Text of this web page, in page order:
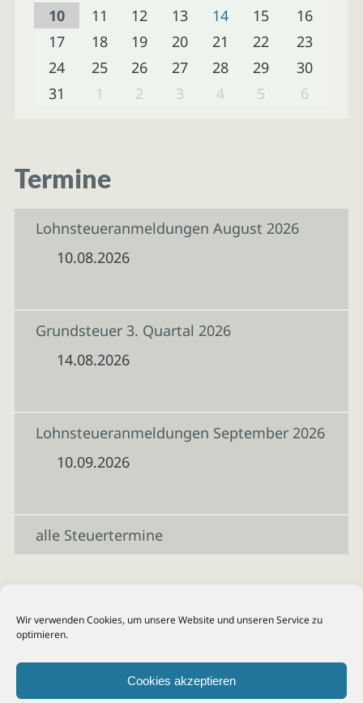
Wir verwenden Cookies, um unsere Website und unseren Service zu
optimieren.
Cookies akzeptieren
10
11 12 13 14 15
16
17
18 19 20 21 22
23
24
25 26 27 28 29
30
31
1 2 3 4 5 6
Termine
Lohnsteueranmeldungen August 2026
10.08.2026
Grundsteuer 3. Quartal 2026
14.08.2026
Lohnsteueranmeldungen September 2026
10.09.2026
alle Steuertermine